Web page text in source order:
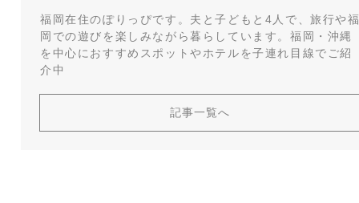
福岡在住のぽりっぴです。夫と子どもと4人で、旅行や
岡での遊びを楽しみながら暮らしています。福岡・沖縄
を中心におすすめスポットやホテルを子連れ目線でご紹
介中
記事一覧へ